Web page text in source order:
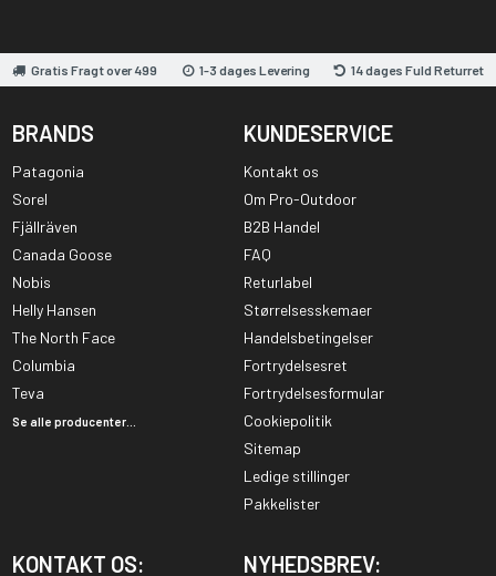
Gratis Fragt over 499 1-3 dages Levering 14 dages Fuld Returret
BRANDS
Patagonia
Sorel
Fjällräven
Canada Goose
Nobis
Helly Hansen
The North Face
Columbia
Teva
Se alle producenter...
KUNDESERVICE
Kontakt os
Om Pro-Outdoor
B2B Handel
FAQ
Returlabel
Størrelsesskemaer
Handelsbetingelser
Fortrydelsesret
Fortrydelsesformular
Cookiepolitik
Sitemap
Ledige stillinger
Pakkelister
KONTAKT OS: NYHEDSBREV: